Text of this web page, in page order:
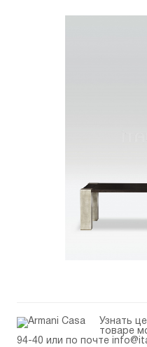
Узнать
товаре
94-40 или по почте